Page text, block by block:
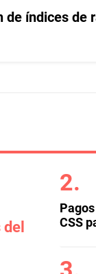
de índices de
CSS